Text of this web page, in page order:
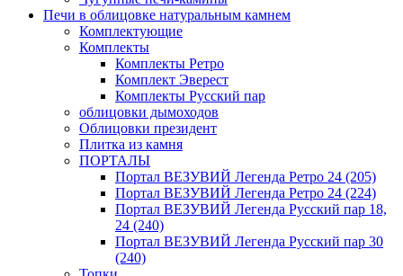
Печи в облицовке натуральным камнем
Комплектующие
Комплекты
Комплекты Ретро
Комплект Эверест
Комплекты Русский пар
облицовки дымоходов
Облицовки президент
Плитка из камня
ПОРТАЛЫ
Портал ВЕЗУВИЙ Легенда Ретро 24 (205)
Портал ВЕЗУВИЙ Легенда Ретро 24 (224)
Портал ВЕЗУВИЙ Легенда Русский пар 18,
24 (240)
Портал ВЕЗУВИЙ Легенда Русский пар 30
(240)